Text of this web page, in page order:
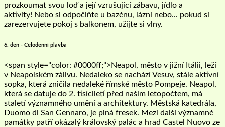
prozkoumat svou loď a její vzrušující zábavu, jídlo a
aktivity! Nebo si odpočiňte u bazénu, lázní nebo... pokud si
zarezervujete pokoj s balkonem, užijte si vlny.
6. den - Celodenní plavba
<span style="color: #0000ff;">Neapol, město v jižní Itálii, leží
v Neapolském zálivu. Nedaleko se nachází Vesuv, stále aktivní
sopka, která zničila nedaleké římské město Pompeje. Neapol,
která se datuje do 2. tisíciletí před naším letopočtem, má
staletí významného umění a architektury. Městská katedrála,
Duomo di San Gennaro, je plná fresek. Mezi další významné
památky patří okázalý královský palác a hrad Castel Nuovo ze